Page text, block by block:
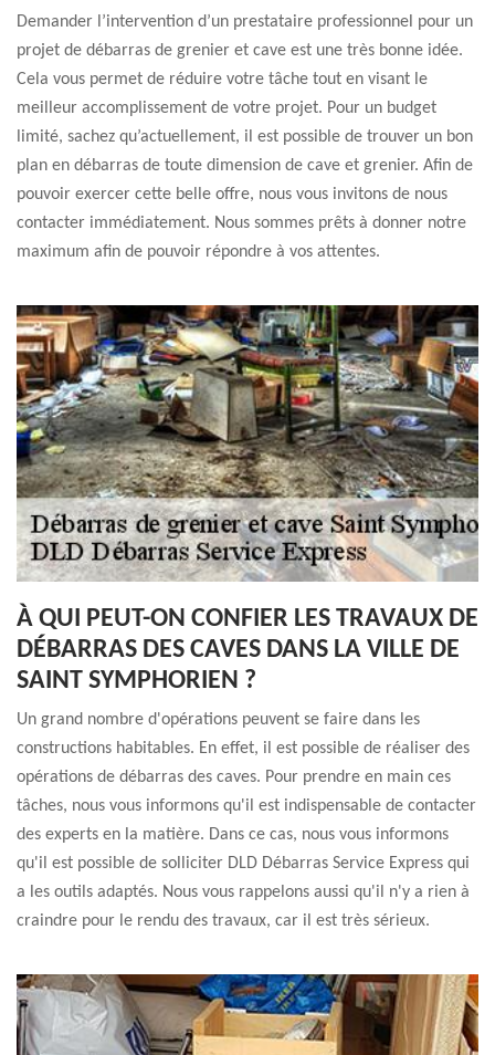
Demander l’intervention d’un prestataire professionnel pour un
projet de débarras de grenier et cave est une très bonne idée.
Cela vous permet de réduire votre tâche tout en visant le
meilleur accomplissement de votre projet. Pour un budget
limité, sachez qu’actuellement, il est possible de trouver un bon
plan en débarras de toute dimension de cave et grenier. Afin de
pouvoir exercer cette belle offre, nous vous invitons de nous
contacter immédiatement. Nous sommes prêts à donner notre
maximum afin de pouvoir répondre à vos attentes.
À QUI PEUT-ON CONFIER LES TRAVAUX DE
DÉBARRAS DES CAVES DANS LA VILLE DE
SAINT SYMPHORIEN ?
Un grand nombre d'opérations peuvent se faire dans les
constructions habitables. En effet, il est possible de réaliser des
opérations de débarras des caves. Pour prendre en main ces
tâches, nous vous informons qu'il est indispensable de contacter
des experts en la matière. Dans ce cas, nous vous informons
qu'il est possible de solliciter DLD Débarras Service Express qui
a les outils adaptés. Nous vous rappelons aussi qu'il n'y a rien à
craindre pour le rendu des travaux, car il est très sérieux.